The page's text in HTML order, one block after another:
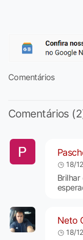
Comentários
Comentários
18/
Neto
18/